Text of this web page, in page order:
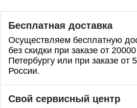
Бесплатная доставка
Осуществляем бесплатную
без скидки при заказе от
Петербургу или при заказе от
России.
Свой сервисный центр